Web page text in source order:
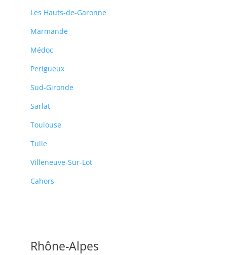
Les Hauts-de-Garonne
Marmande
Médoc
Perigueux
Sud-Gironde
Sarlat
Toulouse
Tulle
Villeneuve-Sur-Lot
Cahors
Rhône-Alpes